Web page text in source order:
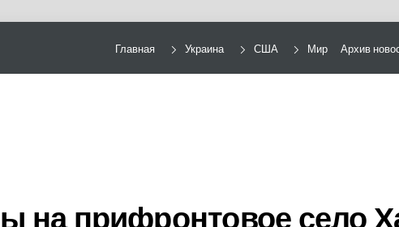
Главная Украина США Мир Архив
на прифронтовое село